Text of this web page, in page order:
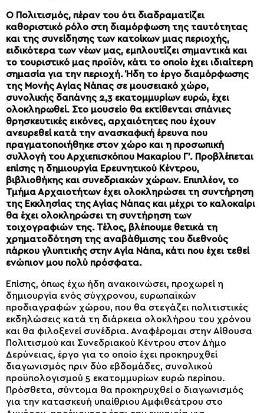
Ο Πολιτισμός, πέραν του ότι διαδραματίζει
καθοριστικό ρόλο στη διαμόρφωση της ταυτότητας
και της συνείδησης των κατοίκων μιας περιοχής,
ειδικότερα των νέων μας, εμπλουτίζει σημαντικά και
το τουριστικό μας προϊόν, κάτι το οποίο έχει ιδιαίτερη
σημασία για την περιοχή. Ήδη το έργο διαμόρφωσης
της Μονής Αγίας Νάπας σε μουσειακό χώρο,
συνολικής δαπάνης 2,3 εκατομμυρίων ευρώ, έχει
ολοκληρωθεί. Στο μουσείο θα εκτίθενται σπάνιες
θρησκευτικές εικόνες, αρχαιότητες που έχουν
ανευρεθεί κατά την ανασκαφική έρευνα που
πραγματοποιήθηκε στον χώρο και η προσωπική
συλλογή του Αρχιεπισκόπου Μακαρίου Γ’. Προβλέπεται
επίσης η δημιουργία Ερευνητικού Κέντρου,
βιβλιοθήκης και συνεδριακών χώρων. Επιπλέον, το
Τμήμα Αρχαιοτήτων έχει ολοκληρώσει τη συντήρηση
της Εκκλησίας της Αγίας Νάπας και μέχρι το καλοκαίρι
θα έχει ολοκληρώσει τη συντήρηση των
τοιχογραφιών της. Τέλος, βλέπουμε θετικά τη
χρηματοδότηση της αναβάθμισης του διεθνούς
πάρκου γλυπτικής στην Αγία Νάπα, κάτι που έχει τεθεί
ενώπιον μου πολύ πρόσφατα.
Επίσης, όπως έχω ήδη ανακοινώσει, προχωρεί η
δημιουργία ενός σύγχρονου, ευρωπαϊκών
προδιαγραφών χώρου, που θα στεγάζει πολιτιστικές
εκδηλώσεις κατά τη διάρκεια ολοκλήρου του χρόνου
και θα φιλοξενεί συνέδρια. Αναφέρομαι στην Αίθουσα
Πολιτισμού και Συνεδριακού Κέντρου στον Δήμο
Δερύνειας, έργο για το οποίο έχει προκηρυχθεί
διαγωνισμός πριν δύο εβδομάδες, συνολικού
προϋπολογισμού 5 εκατομμυρίων ευρώ περίπου.
Πρόσθετα, σύντομα θα προκηρυχθεί ο διαγωνισμός
για την κατασκευή υπαίθριου Αμφιθεάτρου στο